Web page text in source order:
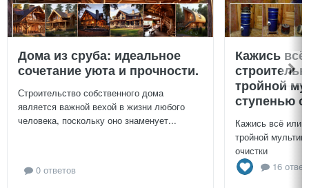
Дома из сруба: идеальное
сочетание уюта и прочности.
Строительство собственного дома
является важной вехой в жизни любого
человека, поскольку оно знаменует...
0 ответов
Кажись
тройной
ступенью
Кажись всё или
тройной
очистки
16